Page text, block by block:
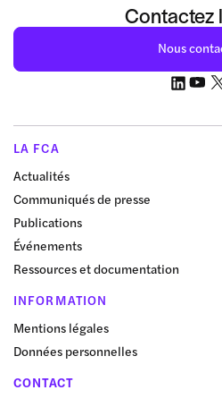
Contactez
Nous
LA FCA
Actualités
Communiqués de presse
Publications
Événements
Ressources et documentation
INFORMATION
Mentions légales
Données personnelles
CONTACT